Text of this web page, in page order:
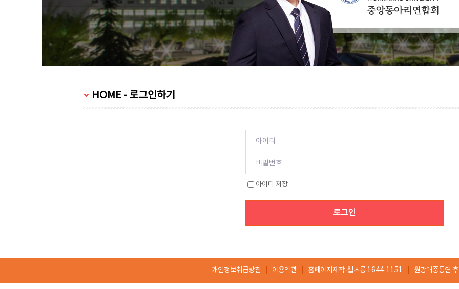
HOME - 로그인하기
아이디 저장
로그인
개인정보취급방침 이용약관 홈페이지제작-웹초롱 1644-1151 원광대중동연